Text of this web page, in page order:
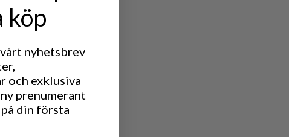
nyhetsbrev
och exklusiva
prenumerant
din första